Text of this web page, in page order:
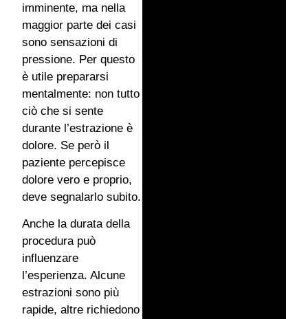
imminente, ma nella
maggior parte dei casi
sono sensazioni di
pressione. Per questo
è utile prepararsi
mentalmente: non tutto
ciò che si sente
durante l’estrazione è
dolore. Se però il
paziente percepisce
dolore vero e proprio,
deve segnalarlo subito.
Anche la durata della
procedura può
influenzare
l’esperienza. Alcune
estrazioni sono più
rapide, altre richiedono